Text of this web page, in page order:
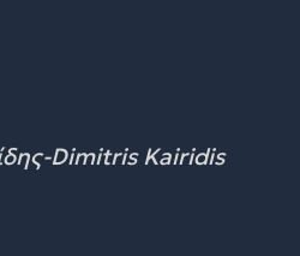
Dimitris Kairidis